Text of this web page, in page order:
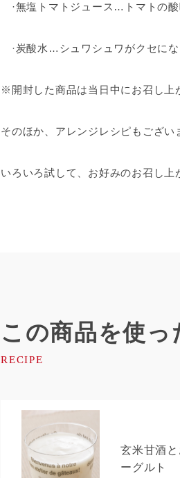
·無塩トマトジュース…トマトの
·炭酸水…シュワシュワがクセに
※開封した商品は当日中にお召し上
そのほか、アレンジレシピもござ
いろいろ試して、お好みのお召し上
この商品を使っ
玄米甘酒
ーグルト